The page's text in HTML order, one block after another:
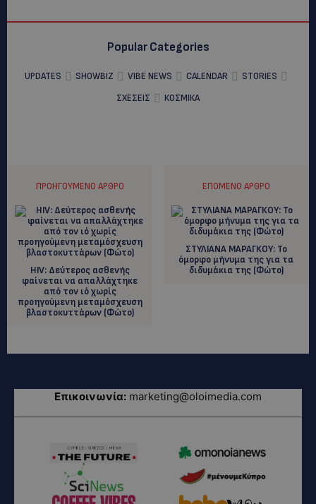
Popular Categories
UPDATES SHOWBIZ VIBE NEWS CALENDAR
STORIES
ΣΧΕΣΕΙΣ
ΚΟΣΜΙΚΑ
ΠΡΟΗΓΟΎΜΕΝΟ ΆΡΘΡΟ
HIV: Δεύτερος ασθενής
φαίνεται να απαλλάχτηκε
από τον ιό χωρίς
προηγούμενη μεταμόσχευση
βλαστοκυττάρων (Φώτο)
ΕΠΌΜΕΝΟ ΆΡΘΡΟ
ΣΤΥΛΙΑΝΑ ΜΑΡΑΓΚΟΥ: Το
όμορφο μήνυμα της για τα
διδυμάκια της (Φώτο)
Επικοινωνία: marketing@oloimedia.com